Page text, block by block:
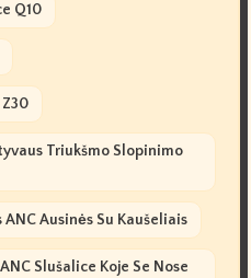
Q10
Triukšmo Slopinimo
Ausinės Su Kaušeliais
Slušalice Koje Se Nose